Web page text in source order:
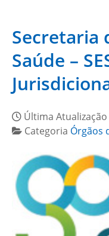
Secretaria
Saúde –
Última
Categoria Órgãos